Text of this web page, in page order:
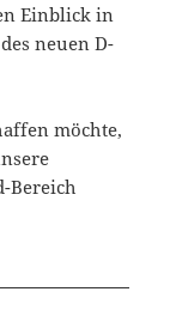
Einblick in
neuen D-
möchte,
Bereich